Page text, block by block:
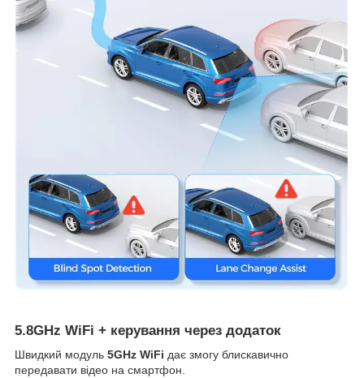
5.8GHz WiFi + керування через додаток
Швидкий модуль 5GHz WiFi дає змогу блискавично
передавати відео на смартфон.